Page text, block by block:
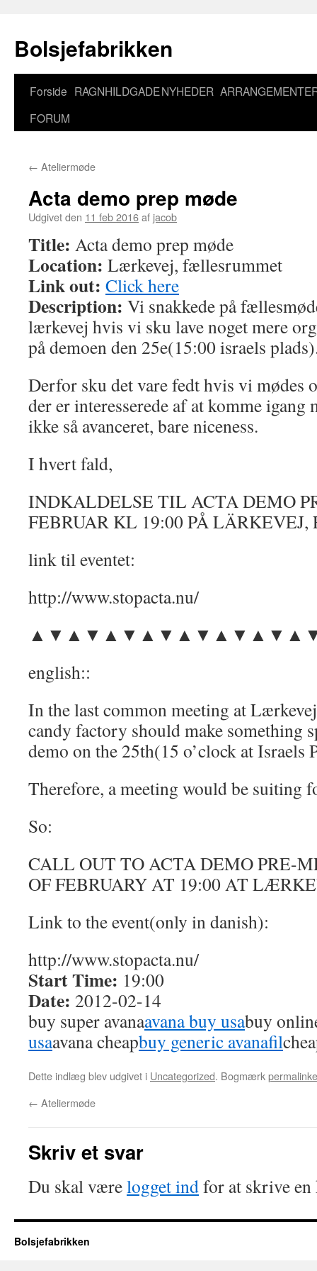
Bolsjefabrikken
Hop
Forside RAGNHILDGADENYHEDER
FORUM
← Ateliermøde
Acta demo prep møde
Udgivet den 11 feb 2016af jacob
Title: Acta demo prep møde
Location: Lærkevej, fællesrummet
Link out: Click here
Description: Vi snakkede på
lærkevej hvis vi sku lave noget mere
på demoen den 25e(15:00 israels
Derfor sku det vare fedt hvis vi mødes
der er interesserede af at komme igang
ikke så avanceret, bare niceness.
I hvert fald,
INDKALDELSE TIL ACTA DEMO
FEBRUAR KL 19:00 PÅ
link til eventet:
http://www.stopacta.nu/
english::
In the last common meeting at
candy factory should make something
demo on the 25th(15 o’clock at Israels
Therefore, a meeting would be suiting
So:
CALL OUT TO ACTA DEMO PRE-
OF FEBRUARY AT 19:00 AT
Link to the event(only in danish):
http://www.stopacta.nu/
Start Time: 19:00
Date: 2012-02-14
buy super avanaavana buy usabuy
usaavana cheapbuy generic avanafil
Dette indlæg blev udgivet i Uncategorized. Bogmærk
← Ateliermøde
Skriv et svar
Du skal værelogget indfor at skrive en
Bolsjefabrikken